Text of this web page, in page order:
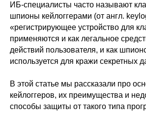
ИБ-специалисты часто называют
шпионы кейлоггерами (от англ.
«регистрирующее устройство для
применяются и как легальное
действий пользователя, и как
используется для кражи секретных
В этой статье мы рассказали про
кейлоггеров, их преимущества и
способы защиты от такого типа